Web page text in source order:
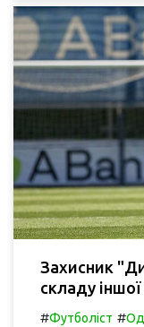
Захисник
складу
#Футболіст #